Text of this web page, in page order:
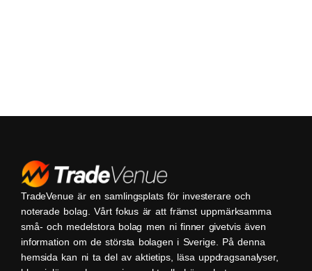
TradeVenue är en samlingsplats för investerare och
noterade bolag. Vårt fokus är att främst uppmärksamma
små- och medelstora bolag men ni finner givetvis även
information om de största bolagen i Sverige. På denna
hemsida kan ni ta del av aktietips, läsa uppdragsanalyser,